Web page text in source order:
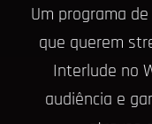
Um programa
que querem
Interlude no
audiência e